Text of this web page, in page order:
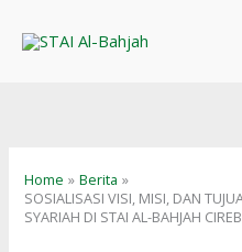
content
Home
Berita
SOSIALISASI VISI, MISI, DAN
SYARIAH DI STAI AL-BAHJAH